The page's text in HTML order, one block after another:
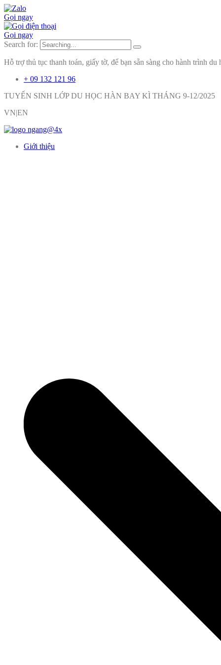
Gọi ngay
Gọi ngay
Search for:
Hỗ trợ thủ tục thanh toán, giấy tờ, để bạn sẵn sàng cho hành trình du
+ 09 132 121 96
TUYỂN SINH LỚP DU HỌC HÀN BAY KÌ THÁNG 9-12/2025
VN|EN
Giới thiệu